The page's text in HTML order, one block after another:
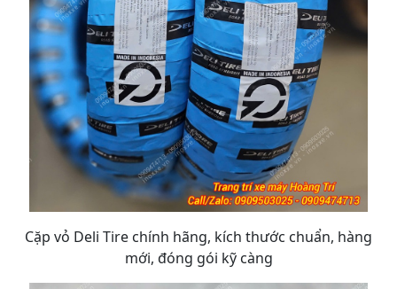
Cặp vỏ Deli Tire chính hãng, kích thước chuẩn, hàng
mới, đóng gói kỹ càng